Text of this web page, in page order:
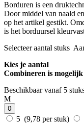
Borduren is een
Door middel van naald
op het artikel gestikt.
is het borduursel
Selecteer aantal stuks
Kies je aantal
Combineren is mogelijk
Beschikbaar vanaf 5
M
0
5 (9,78 per stuk)